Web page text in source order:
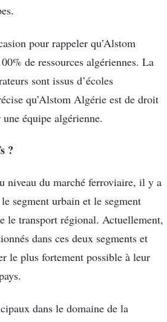
pour rappeler qu’Alstom
de ressources algériennes. La
sont issus d’écoles
qu’Alstom Algérie est de droit
équipe algérienne.
?
niveau du marché ferroviaire, il y a
segment urbain et le segment
le transport régional. Actuellement,
dans ces deux segments et
le plus fortement possible à leur
dans le domaine de la